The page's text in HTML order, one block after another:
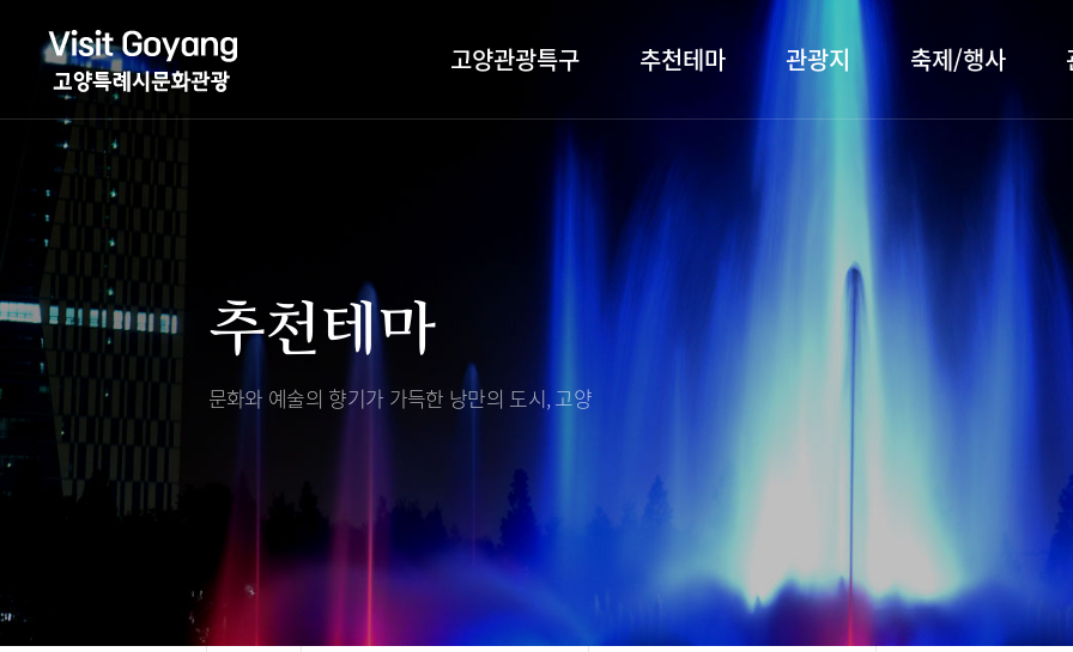
고양관광특구 추천테마
야경 나들이
자전거 나들이
도보관광 나들이
DMZ평화의길
행주산성
서오릉/서삼릉
장항
누리길
벚꽃
고양시 예술창작공간 새들
관광지 축제/행사
행사소개
프로그램 안내
편의시설
오시는길
대표먹거리
전통시장
문화
해설
고양시관광협의회
고양컨벤션뷰로
경기관광
대한민국 구석구석
전자관광지도 다도라
관광안내홍보물
추천테마
문화와 예술의 향기가 가득한 낭만의 도시, 고양